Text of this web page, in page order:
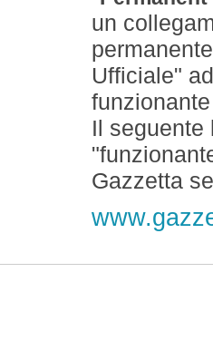
un
Ufficiale"
Il seguente
Gazzetta